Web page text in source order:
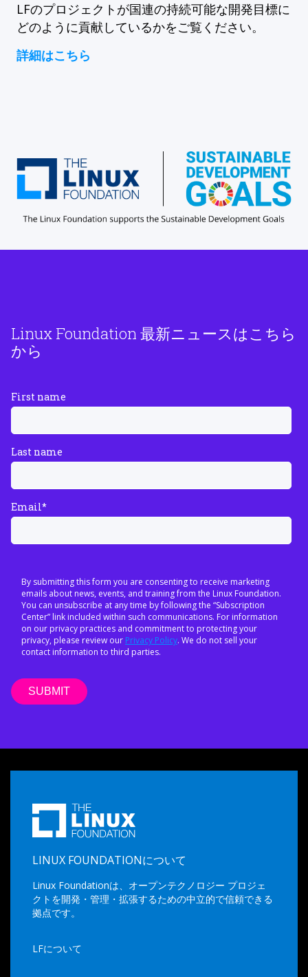
LFのプロジェクトが国連の持続可能な開発目標に
どのように貢献しているかをご覧ください。
詳細はこちら
Linux Foundation 最新ニュースはこちら
から
First name
Last name
Email*
By submitting this form you are consenting to receive marketing
emails about news, events, and training from the Linux Foundation.
You can unsubscribe at any time by following the “Subscription
Center” link included within such communications. For information
on our privacy practices and commitment to protecting your
privacy, please review our Privacy Policy. We do not sell your
contact information to third parties.
LINUX FOUNDATIONについて
Linux Foundationは、オープンテクノロジー プロジェ
クトを開発・管理・拡張するための中立的で信頼できる
拠点です。
LFについて